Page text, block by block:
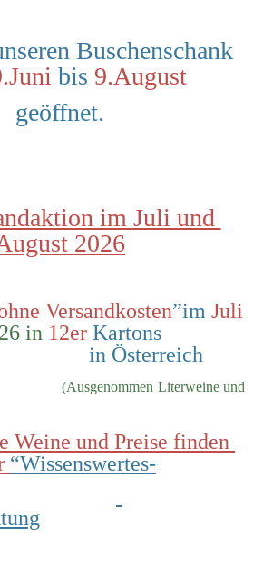
Buschenschank
bis 9.August
geöffnet.
im Juli und
2026
Versandkosten”im Juli
in 12er Kartons
in Österreich
  (Ausgenommen Literweine und
Weine und Preise finden
“Wissenswertes-